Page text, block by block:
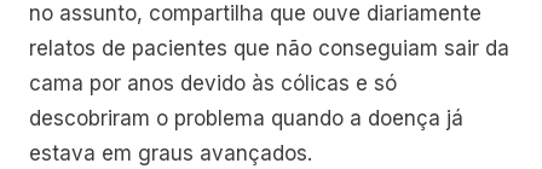
no assunto, compartilha que ouve diariamente
relatos de pacientes que não conseguiam sair da
cama por anos devido às cólicas e só
descobriram o problema quando a doença já
estava em graus avançados.